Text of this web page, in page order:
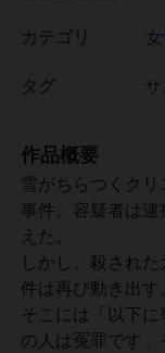
作品概要
雪がちらつくク
事件。容疑者は
えた。
しかし、殺され
件は再び動き出す。
そこには「以下
の人は冤罪です」